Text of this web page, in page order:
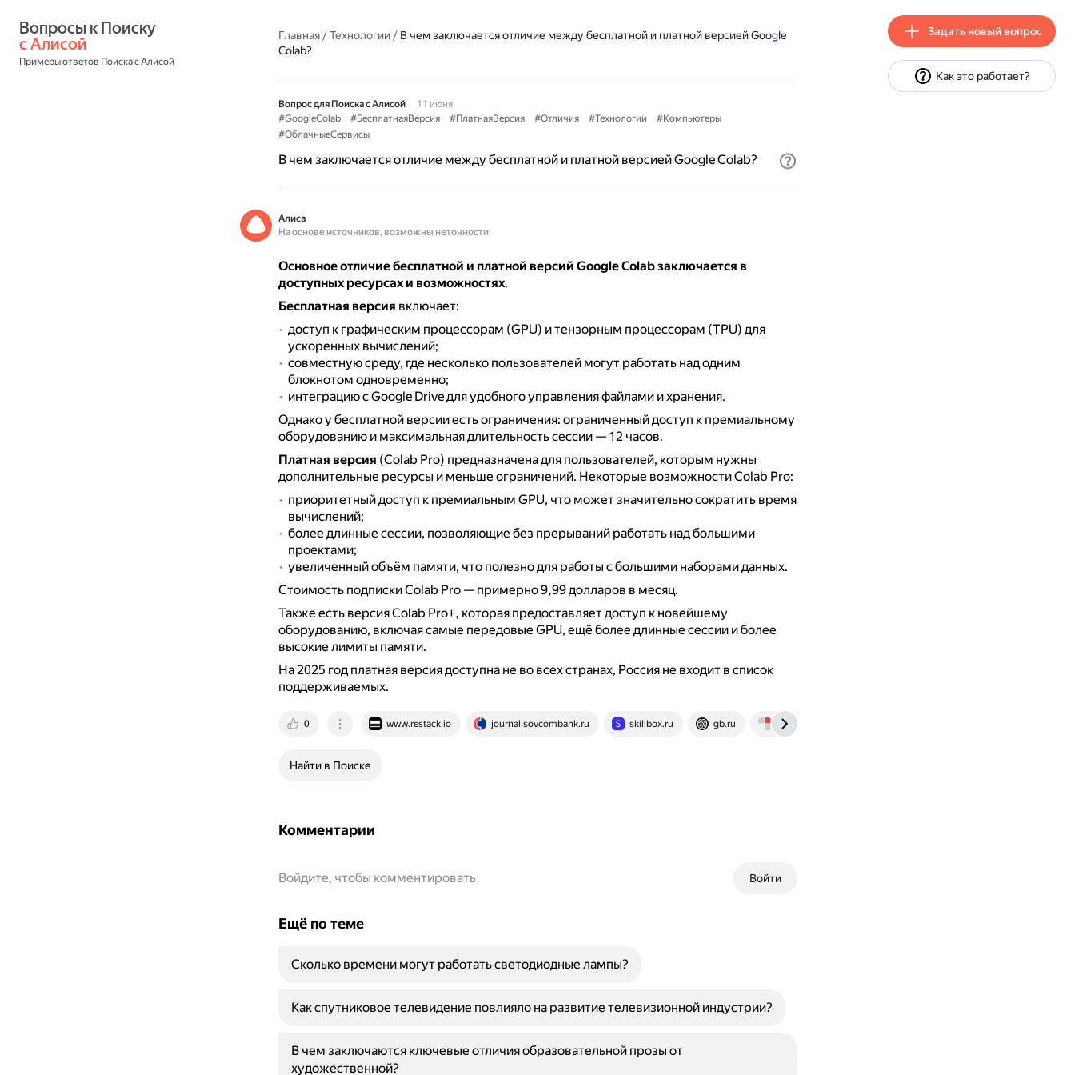
с Алисой
Примеры ответов Поиска с Алисой
Главная/Технологии/ В чем заключается отличие между бесплатной и платной версией Google
Colab?
Вопрос для Поиска с Алисой
11 июня
#GoogleColab
#БесплатнаяВерсия #ПлатнаяВерсия #Отличия #Технологии
#Компьютеры
#ОблачныеСервисы
В чем заключается отличие между бесплатной и платной версией Google Colab?
Алиса
На основе источников, возможны неточности
Основное отличие бесплатной и платной версий Google Colab заключается в
доступных ресурсах и возможностях.
Бесплатная версия включает:
доступ к графическим процессорам (GPU) и тензорным процессорам (TPU) для
ускоренных вычислений;
совместную среду, где несколько пользователей могут работать над одним
блокнотом одновременно;
интеграцию с Google Drive для удобного управления файлами и хранения.
Однако у бесплатной версии есть ограничения: ограниченный доступ к премиальному
оборудованию и максимальная длительность сессии — 12 часов.
Платная версия (Colab Pro) предназначена для пользователей, которым нужны
дополнительные ресурсы и меньше ограничений. Некоторые возможности Colab Pro:
приоритетный доступ к премиальным GPU, что может значительно сократить время
вычислений;
более длинные сессии, позволяющие без прерываний работать над большими
проектами;
увеличенный объём памяти, что полезно для работы с большими наборами данных.
Стоимость подписки Colab Pro — примерно 9,99 долларов в месяц.
Также есть версия Colab Pro+, которая предоставляет доступ к новейшему
оборудованию, включая самые передовые GPU, ещё более длинные сессии и более
высокие лимиты памяти.
На 2025 год платная версия доступна не во всех странах, Россия не входит в список
поддерживаемых.
0 www.restack.io journal.sovcombank.ru skillbox.ru gb.ru istudy.by
Найти в Поиске
Комментарии
Войти
Войдите, чтобы комментировать
Ещё по теме
Сколько времени могут работать светодиодные лампы?
Как спутниковое телевидение повлияло на развитие телевизионной индустрии?
В чем заключаются ключевые отличия образовательной прозы от
художественной?
Задать новый вопрос
Как это работает?